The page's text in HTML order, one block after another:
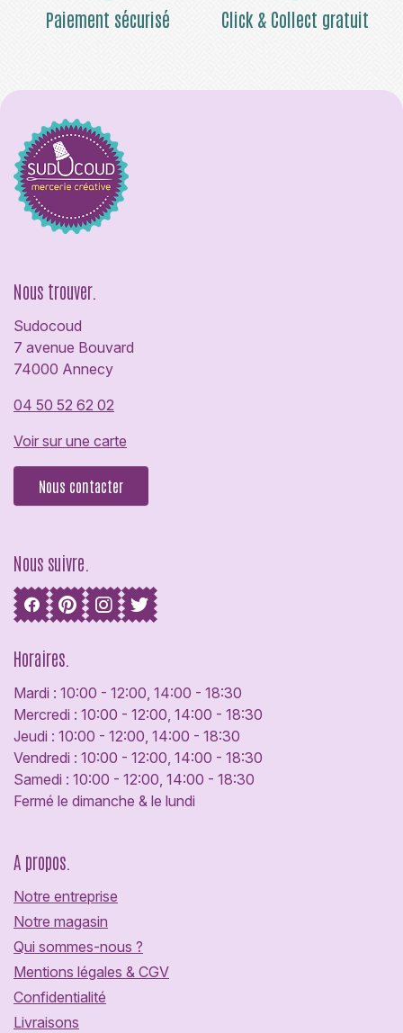
Paiement sécurisé Click & Collect gratuit
Nous trouver.
Sudocoud
7 avenue Bouvard
74000 Annecy
04 50 52 62 02
Voir sur une carte
Nous contacter
Nous suivre.
Horaires.
Mardi : 10:00 - 12:00, 14:00 - 18:30
Mercredi : 10:00 - 12:00, 14:00 - 18:30
Jeudi : 10:00 - 12:00, 14:00 - 18:30
Vendredi : 10:00 - 12:00, 14:00 - 18:30
Samedi : 10:00 - 12:00, 14:00 - 18:30
Fermé le dimanche & le lundi
A propos.
Notre entreprise
Notre magasin
Qui sommes-nous ?
Mentions légales & CGV
Confidentialité
Livraisons